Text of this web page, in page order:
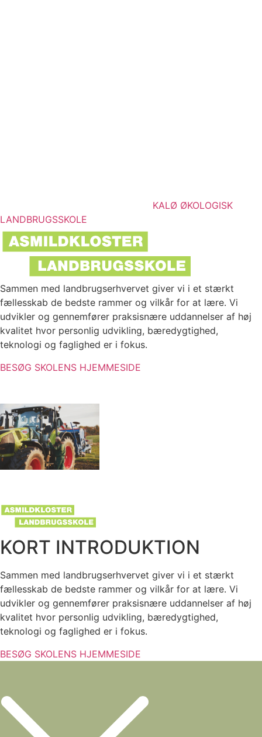
KALØ ØKOLOGISK
LANDBRUGSSKOLE
Sammen med landbrugserhvervet giver vi i et stærkt
fællesskab de bedste rammer og vilkår for at lære. Vi
udvikler og gennemfører praksisnære uddannelser af høj
kvalitet hvor personlig udvikling, bæredygtighed,
teknologi og faglighed er i fokus.
BESØG SKOLENS HJEMMESIDE
KORT INTRODUKTION
Sammen med landbrugserhvervet giver vi i et stærkt
fællesskab de bedste rammer og vilkår for at lære. Vi
udvikler og gennemfører praksisnære uddannelser af høj
kvalitet hvor personlig udvikling, bæredygtighed,
teknologi og faglighed er i fokus.
BESØG SKOLENS HJEMMESIDE